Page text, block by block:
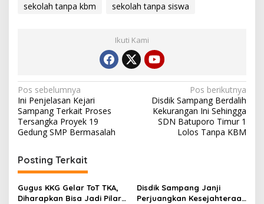
sekolah tanpa kbm
sekolah tanpa siswa
Ikuti Kami
Navigasi
pos
Pos sebelumnya
Ini Penjelasan Kejari
Sampang Terkait Proses
Tersangka Proyek 19
Gedung SMP Bermasalah
Pos berikutnya
Disdik Sampang Berdalih
Kekurangan Ini Sehingga
SDN Batuporo Timur 1
Lolos Tanpa KBM
Posting Terkait
Gugus KKG Gelar ToT TKA,
Diharapkan Bisa Jadi Pilar
Disdik Sampang Janji
Perjuangkan Kesejahteraan